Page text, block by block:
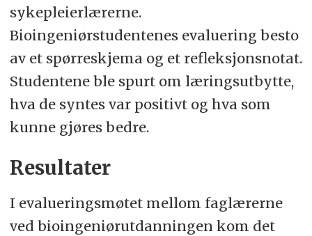
sykepleierlærerne.
Bioingeniørstudentenes evaluering besto
av et spørreskjema og et refleksjonsnotat.
Studentene ble spurt om læringsutbytte,
hva de syntes var positivt og hva som
kunne gjøres bedre.
Resultater
I evalueringsmøtet mellom faglærerne
ved bioingeniørutdanningen kom det